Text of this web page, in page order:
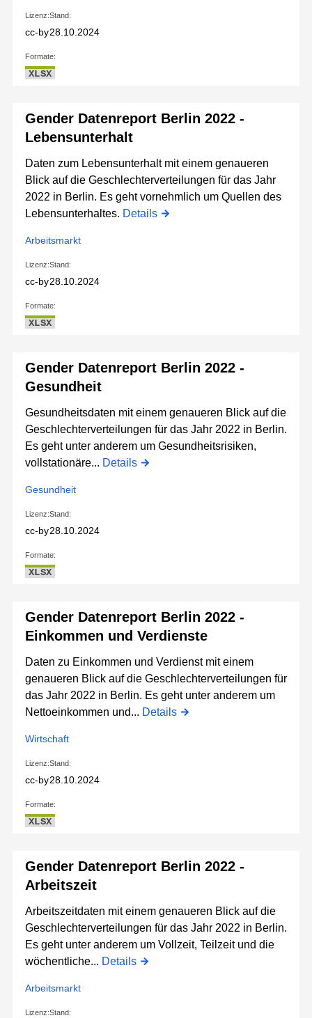
Lizenz:
cc-by
Stand:
28.10.2024
Formate:
XLSX
Gender Datenreport Berlin 2022 -
Lebensunterhalt
Daten zum Lebensunterhalt mit einem genaueren
Blick auf die Geschlechterverteilungen für das Jahr
2022 in Berlin. Es geht vornehmlich um Quellen des
Lebensunterhaltes. Details
Arbeitsmarkt
Lizenz:
cc-by
Stand:
28.10.2024
Formate:
XLSX
Gender Datenreport Berlin 2022 -
Gesundheit
Gesundheitsdaten mit einem genaueren Blick auf die
Geschlechterverteilungen für das Jahr 2022 in Berlin.
Es geht unter anderem um Gesundheitsrisiken,
vollstationäre... Details
Gesundheit
Lizenz:
cc-by
Stand:
28.10.2024
Formate:
XLSX
Gender Datenreport Berlin 2022 -
Einkommen und Verdienste
Daten zu Einkommen und Verdienst mit einem
genaueren Blick auf die Geschlechterverteilungen für
das Jahr 2022 in Berlin. Es geht unter anderem um
Nettoeinkommen und... Details
Wirtschaft
Lizenz:
cc-by
Stand:
28.10.2024
Formate:
XLSX
Gender Datenreport Berlin 2022 -
Arbeitszeit
Arbeitszeitdaten mit einem genaueren Blick auf die
Geschlechterverteilungen für das Jahr 2022 in Berlin.
Es geht unter anderem um Vollzeit, Teilzeit und die
wöchentliche... Details
Arbeitsmarkt
Lizenz:Stand: